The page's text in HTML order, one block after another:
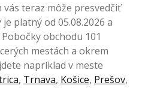
teraz môže presvedčiť
platný od 05.08.2026 a
Pobočky obchodu 101
mestách a okrem
napríklad v meste
, Trnava, Košice, Prešov,